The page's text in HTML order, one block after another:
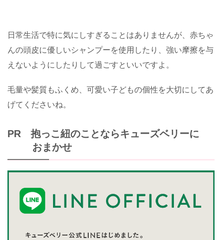
日常生活で特に気にしすぎることはありませんが、赤ちゃ
んの頭皮に優しいシャンプーを使用したり、強い摩擦を与
えないようにしたりして過ごすといいですよ。
毛量や髪質もふくめ、可愛い子どもの個性を大切にしてあ
げてくださいね。
PR 抱っこ紐のことならキューズベリーに
おまかせ